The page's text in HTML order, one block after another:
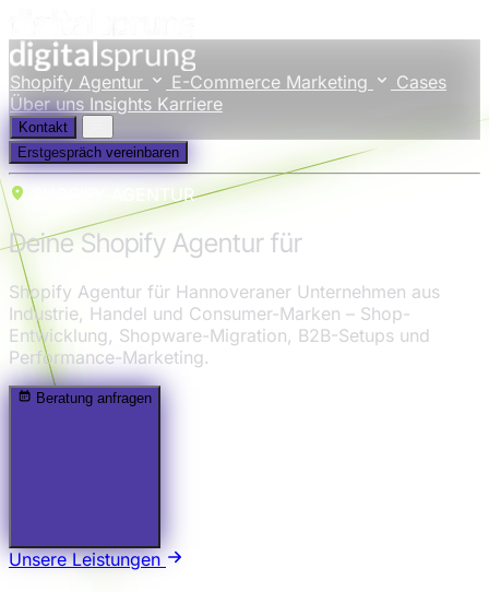
Shopify Agentur E-Commerce Marketing
Cases
Über uns Insights Karriere
Kontakt
Erstgespräch vereinbaren
SHOPIFY AGENTUR
Deine Shopify Agentur für
Shopify Agentur für Hannoveraner Unternehmen aus
Industrie, Handel und Consumer-Marken – Shop-
Entwicklung, Shopware-Migration, B2B-Setups und
Performance-Marketing.
Beratung anfragen
Unsere Leistungen